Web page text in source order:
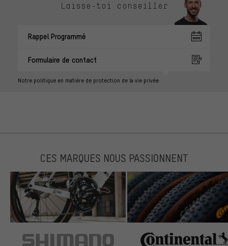
Laisse-toi conseiller
Rappel Programmé
Formulaire de contact
Notre politique en matière de protection de la vie privée
CES MARQUES NOUS PASSIONNENT